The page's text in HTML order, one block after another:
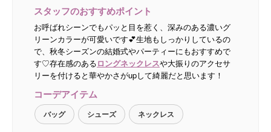
スタッフのおすすめポイント
お呼ばれシーンでもパッと目を惹く、深みのある濃いグ
リーンカラーが可愛いです💕生地もしっかりしているの
で、秋冬シーズンの結婚式やパーティーにもおすすめで
す♡存在感のあるロングネックレスや大振りのアクセサ
リーを付けると華やかさがupして綺麗だと思います！
コーデアイテム
バッグ シューズ ネックレス